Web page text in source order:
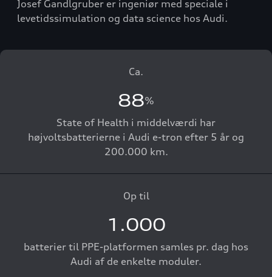
Josef Gandlgruber er ingeniør med speciale i
levetidssimulation og data science hos Audi.
Ca.
88%
State of Health i middelværdi har
højvoltsbatterierne i Audi e-tron efter 5 år og
200.000 km.
Op til
1.000
batterier til PPE-platformen samles pr. dag hos
Audi af de enkelte moduler.